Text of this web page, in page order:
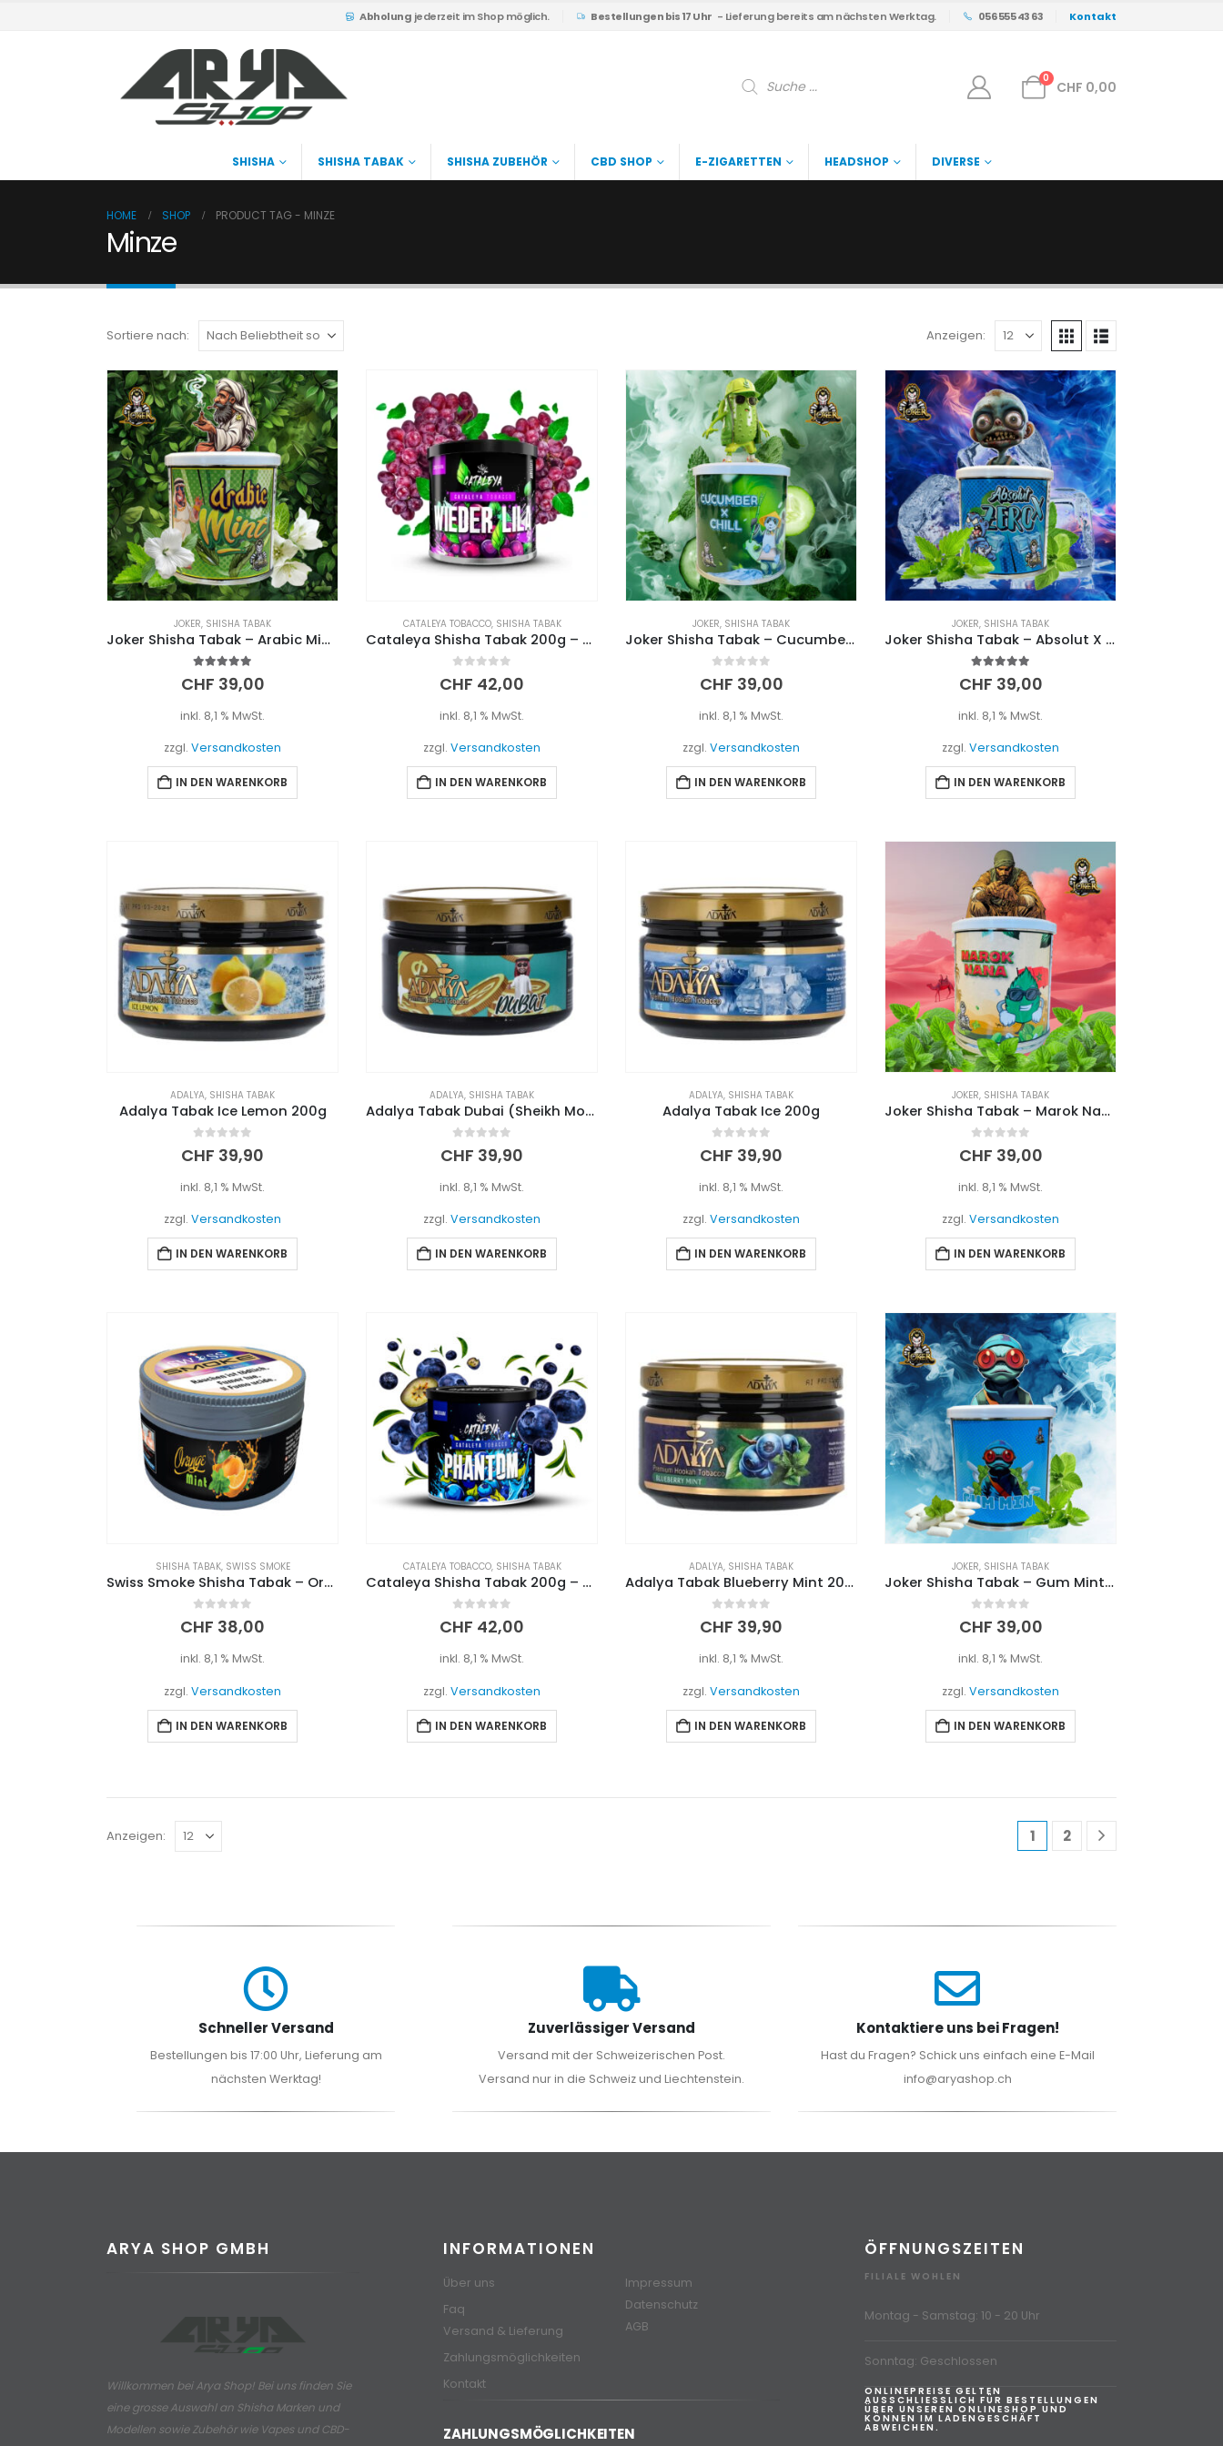
Abholung jederzeit im Shop möglich. Bestellungen bis 17 Uhr - Lieferung bereits am nächsten Werktag. 056 555 43 63 Kontakt
Products
search
0
CHF 0,00
SHISHA SHISHA TABAK SHISHA ZUBEHÖR CBD SHOP E-ZIGARETTEN HEADSHOP DIVERSE
HOME SHOP PRODUCT TAG - MINZE
Minze
Sortiere nach: Anzeigen:
JOKER, SHISHA TABAK
Joker Shisha Tabak – Arabic Mint (200g)
out of 5
CHF 39,00
inkl. 8,1 % MwSt.
zzgl. Versandkosten
IN DEN WARENKORB
CATALEYA TOBACCO, SHISHA TABAK
Cataleya Shisha Tabak 200g – Wieder Lila
out of 5
CHF 42,00
inkl. 8,1 % MwSt.
zzgl. Versandkosten
IN DEN WARENKORB
JOKER, SHISHA TABAK
Joker Shisha Tabak – Cucumber x Chill (200g)
out of 5
CHF 39,00
inkl. 8,1 % MwSt.
zzgl. Versandkosten
IN DEN WARENKORB
JOKER, SHISHA TABAK
Joker Shisha Tabak – Absolut X Zero (200g)
out of 5
CHF 39,00
inkl. 8,1 % MwSt.
zzgl. Versandkosten
IN DEN WARENKORB
ADALYA, SHISHA TABAK
Adalya Tabak Ice Lemon 200g
out of 5
CHF 39,90
inkl. 8,1 % MwSt.
zzgl. Versandkosten
IN DEN WARENKORB
ADALYA, SHISHA TABAK
Adalya Tabak Dubai (Sheikh Money) 200g
out of 5
CHF 39,90
inkl. 8,1 % MwSt.
zzgl. Versandkosten
IN DEN WARENKORB
ADALYA, SHISHA TABAK
Adalya Tabak Ice 200g
out of 5
CHF 39,90
inkl. 8,1 % MwSt.
zzgl. Versandkosten
IN DEN WARENKORB
JOKER, SHISHA TABAK
Joker Shisha Tabak – Marok Nana (200g)
out of 5
CHF 39,00
inkl. 8,1 % MwSt.
zzgl. Versandkosten
IN DEN WARENKORB
SHISHA TABAK, SWISS SMOKE
Swiss Smoke Shisha Tabak – Orange Mint (200g)
out of 5
CHF 38,00
inkl. 8,1 % MwSt.
zzgl. Versandkosten
IN DEN WARENKORB
CATALEYA TOBACCO, SHISHA TABAK
Cataleya Shisha Tabak 200g – Phantom
out of 5
CHF 42,00
inkl. 8,1 % MwSt.
zzgl. Versandkosten
IN DEN WARENKORB
ADALYA, SHISHA TABAK
Adalya Tabak Blueberry Mint 200g
out of 5
CHF 39,90
inkl. 8,1 % MwSt.
zzgl. Versandkosten
IN DEN WARENKORB
JOKER, SHISHA TABAK
Joker Shisha Tabak – Gum Mint (200g)
out of 5
CHF 39,00
inkl. 8,1 % MwSt.
zzgl. Versandkosten
IN DEN WARENKORB
Anzeigen: 1 2
Schneller Versand
Bestellungen bis 17:00 Uhr, Lieferung am
nächsten Werktag!
Zuverlässiger Versand
Versand mit der Schweizerischen Post.
Versand nur in die Schweiz und Liechtenstein.
Kontaktiere uns bei Fragen!
Hast du Fragen? Schick uns einfach eine E-Mail
info@aryashop.ch
ARYA SHOP GMBH
Willkommen bei Arya Shop! Bei uns finden Sie
eine grosse Auswahl an Shisha Marken und
Modellen sowie Zubehör wie Vapes und CBD-
INFORMATIONEN
Über uns
Faq
Versand & Lieferung
Zahlungsmöglichkeiten
Kontakt
Impressum
Datenschutz
AGB
ZAHLUNGSMÖGLICHKEITEN
ÖFFNUNGSZEITEN
FILIALE WOHLEN
Montag - Samstag: 10 - 20 Uhr
Sonntag: Geschlossen
ONLINEPREISE GELTEN
AUSSCHLIESSLICH FÜR BESTELLUNGEN
ÜBER UNSEREN ONLINESHOP UND
KÖNNEN IM LADENGESCHÄFT
ABWEICHEN.